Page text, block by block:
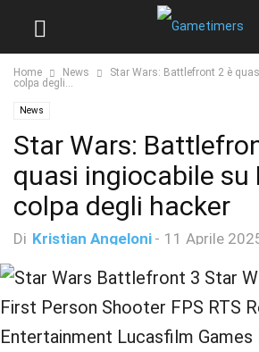
Home News
Star Wars: Battlefront 2 è
colpa degli...
News
Star Wars:
quasi ingiocabile su
colpa degli hacker
Di Kristian Angeloni - 11 Aprile